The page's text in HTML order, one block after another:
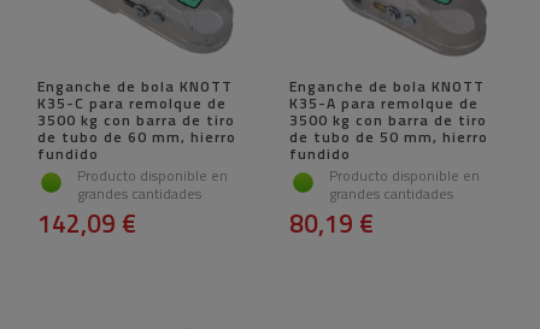
Enganche de bola KNOTT
K35-C para remolque de
3500 kg con barra de tiro
de tubo de 60 mm, hierro
fundido
Producto disponible en
grandes cantidades
142,09 €
Enganche de bola KNOTT
K35-A para remolque de
3500 kg con barra de tiro
de tubo de 50 mm, hierro
fundido
Producto disponible en
grandes cantidades
80,19 €